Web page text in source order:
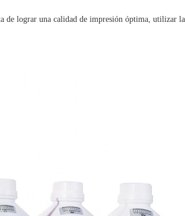
de lograr una calidad de impresión óptima, utilizar